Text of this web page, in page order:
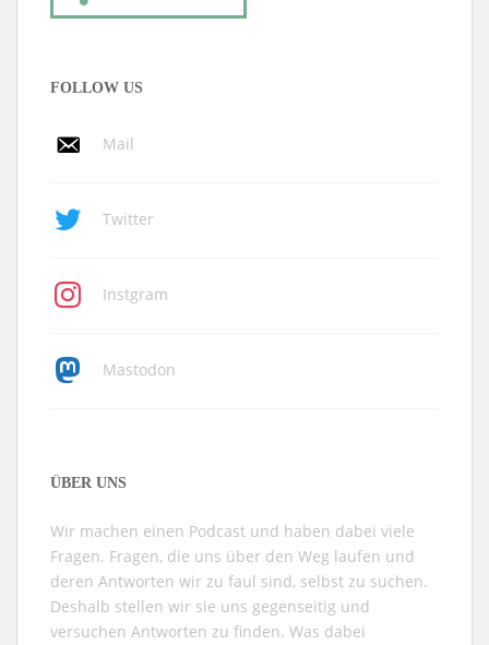
FOLLOW US
Mail
Twitter
Instgram
Mastodon
ÜBER UNS
Wir machen einen Podcast und haben dabei viele
Fragen. Fragen, die uns über den Weg laufen und
deren Antworten wir zu faul sind, selbst zu suchen.
Deshalb stellen wir sie uns gegenseitig und
versuchen Antworten zu finden. Was dabei